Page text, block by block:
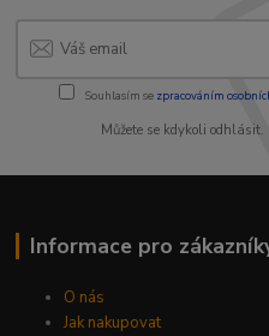
Souhlasím se zpracováním
Můžete se kdykoli
Informace pro
O nás
Jak nakupovat